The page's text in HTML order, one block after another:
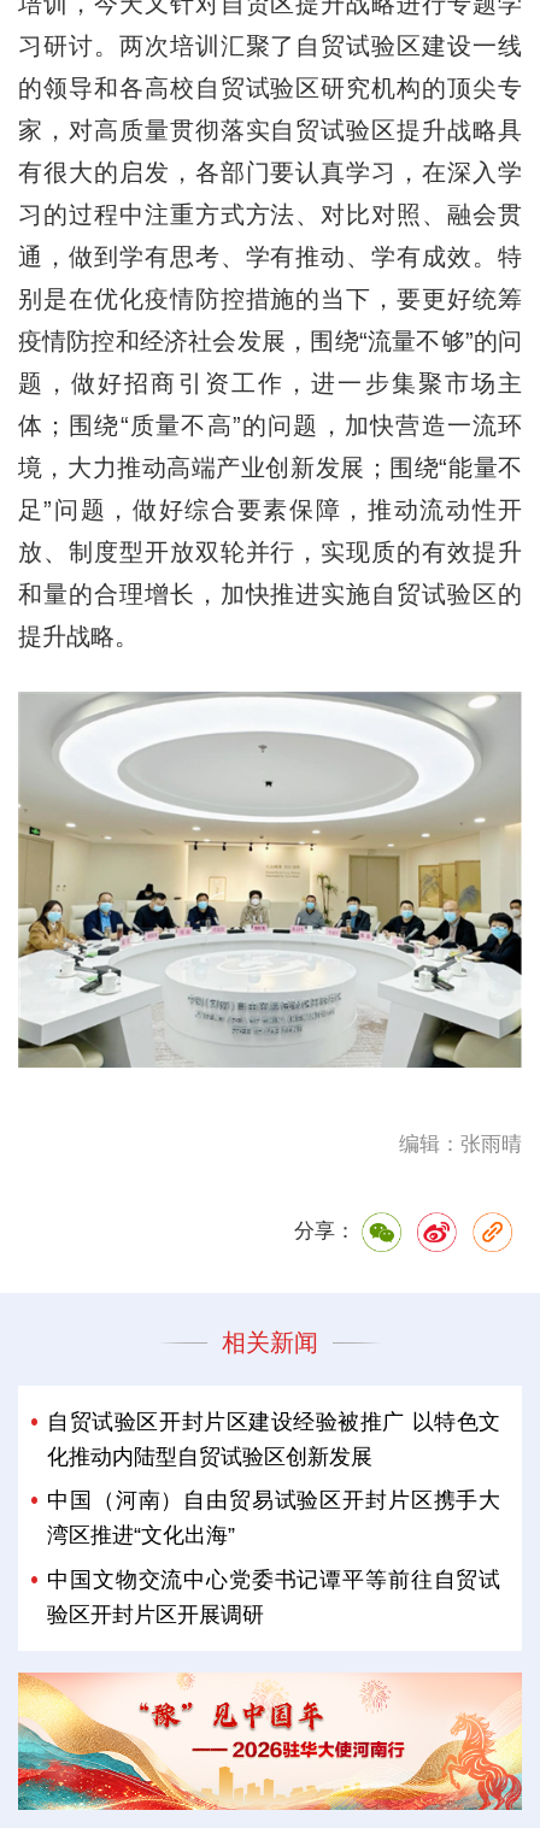
习研讨。两次培训汇聚了自贸试验区建设一线
的领导和各高校自贸试验区研究机构的顶尖专
家，对高质量贯彻落实自贸试验区提升战略具
有很大的启发，各部门要认真学习，在深入学
习的过程中注重方式方法、对比对照、融会贯
通，做到学有思考、学有推动、学有成效。特
别是在优化疫情防控措施的当下，要更好统筹
疫情防控和经济社会发展，围绕“流量不够”的问
题，做好招商引资工作，进一步集聚市场主
体；围绕“质量不高”的问题，加快营造一流环
境，大力推动高端产业创新发展；围绕“能量不
足”问题，做好综合要素保障，推动流动性开
放、制度型开放双轮并行，实现质的有效提升
和量的合理增长，加快推进实施自贸试验区的
提升战略。
编辑：张雨晴
分享：
相关新闻
自贸试验区开封片区建设经验被推广 以特色文
化推动内陆型自贸试验区创新发展
中国（河南）自由贸易试验区开封片区携手大
湾区推进“文化出海”
中国文物交流中心党委书记谭平等前往自贸试
验区开封片区开展调研